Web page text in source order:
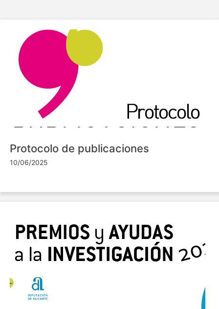
Protocolo de publicaciones
10/06/2025